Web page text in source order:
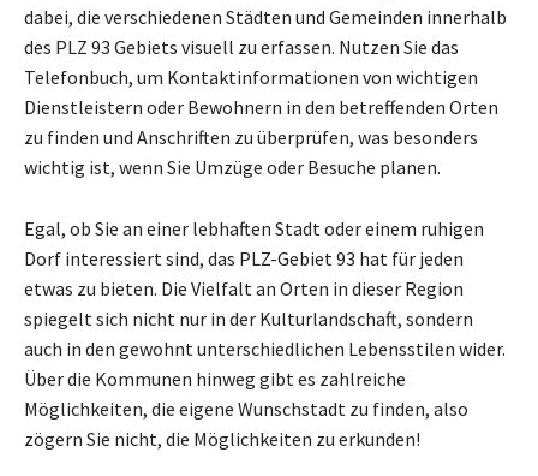
dabei, die verschiedenen Städten und Gemeinden innerhalb
des PLZ 93 Gebiets visuell zu erfassen. Nutzen Sie das
Telefonbuch, um Kontaktinformationen von wichtigen
Dienstleistern oder Bewohnern in den betreffenden Orten
zu finden und Anschriften zu überprüfen, was besonders
wichtig ist, wenn Sie Umzüge oder Besuche planen.
Egal, ob Sie an einer lebhaften Stadt oder einem ruhigen
Dorf interessiert sind, das PLZ-Gebiet 93 hat für jeden
etwas zu bieten. Die Vielfalt an Orten in dieser Region
spiegelt sich nicht nur in der Kulturlandschaft, sondern
auch in den gewohnt unterschiedlichen Lebensstilen wider.
Über die Kommunen hinweg gibt es zahlreiche
Möglichkeiten, die eigene Wunschstadt zu finden, also
zögern Sie nicht, die Möglichkeiten zu erkunden!